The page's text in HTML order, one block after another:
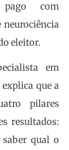
pago com
eleitor.
em
que a
pilares
resultados:
qual o